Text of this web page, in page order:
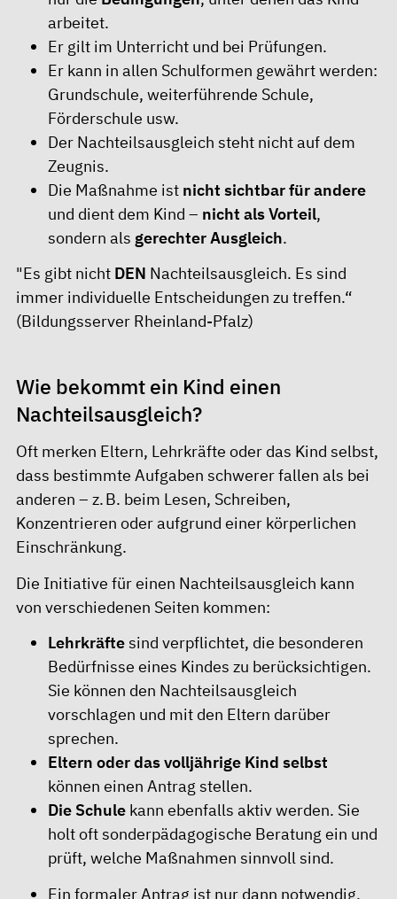
arbeitet.
Er gilt im Unterricht und bei Prüfungen.
Er kann in allen Schulformen gewährt werden:
Grundschule, weiterführende Schule,
Förderschule usw.
Der Nachteilsausgleich steht nicht auf dem
Zeugnis.
Die Maßnahme ist nicht sichtbar für andere
und dient dem Kind – nicht als Vorteil,
sondern als gerechter Ausgleich.
"Es gibt nicht DEN Nachteilsausgleich. Es sind
immer individuelle Entscheidungen zu treffen.“
(Bildungsserver Rheinland-Pfalz)
Wie bekommt ein Kind einen
Nachteilsausgleich?
Oft merken Eltern, Lehrkräfte oder das Kind selbst,
dass bestimmte Aufgaben schwerer fallen als bei
anderen – z. B. beim Lesen, Schreiben,
Konzentrieren oder aufgrund einer körperlichen
Einschränkung.
Die Initiative für einen Nachteilsausgleich kann
von verschiedenen Seiten kommen:
Lehrkräftesind verpflichtet, die besonderen
Bedürfnisse eines Kindes zu berücksichtigen.
Sie können den Nachteilsausgleich
vorschlagen und mit den Eltern darüber
sprechen.
Eltern oder das volljährige Kind selbst
können einen Antrag stellen.
Die Schule kann ebenfalls aktiv werden. Sie
holt oft sonderpädagogische Beratung ein und
prüft, welche Maßnahmen sinnvoll sind.
Ein formaler Antrag ist nur dann notwendig,